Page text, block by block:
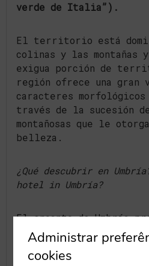
verde de Italia”).
El territorio está
colinas y las montañas
exigua porción de
región ofrece una gran
caracteres
través de la sucesión
montañosas que le
belleza.
¿Qué descubrir en
hotel in Umbría?
El encanto de Umbría
entre arte y
serenidad que inspiran
obras renacentistas y
Administrar
cookies